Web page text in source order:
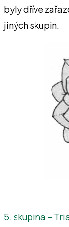
byly dříve
jiných skupin.
5. skupina –